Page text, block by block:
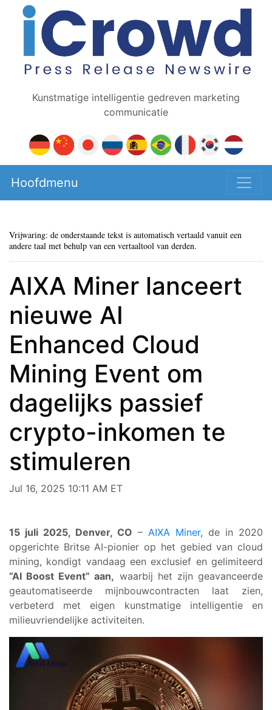
Kunstmatige intelligentie gedreven marketing
communicatie
Hoofdmenu
Vrijwaring: de onderstaande tekst is automatisch vertaald vanuit een
andere taal met behulp van een vertaaltool van derden.
AIXA Miner lanceert
nieuwe AI
Enhanced Cloud
Mining Event om
dagelijks passief
crypto-inkomen te
stimuleren
Jul 16, 2025 10:11 AM ET
15 juli 2025, Denver, CO – AIXA Miner, de in 2020
opgerichte Britse AI-pionier op het gebied van cloud
mining, kondigt vandaag een exclusief en gelimiteerd
“AI Boost Event” aan, waarbij het zijn geavanceerde
geautomatiseerde mijnbouwcontracten laat zien,
verbeterd met eigen kunstmatige intelligentie en
milieuvriendelijke activiteiten.